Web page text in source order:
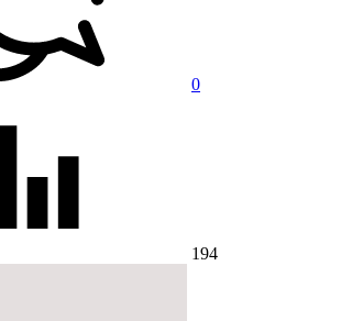
0
194